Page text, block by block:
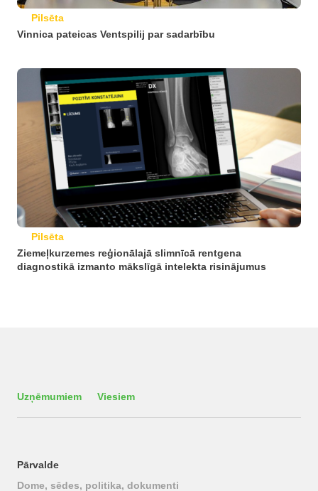
Pilsēta
Vinnica pateicas Ventspilij par sadarbību
Pilsēta
Ziemeļkurzemes reģionālajā slimnīcā rentgena
diagnostikā izmanto mākslīgā intelekta risinājumus
Uzņēmumiem Viesiem
Pārvalde
Dome, sēdes, politika, dokumenti